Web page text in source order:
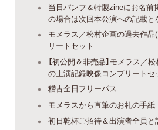
当日パンフ＆特製zineにお名前
の場合は次回本公演への記載と
モメラス／松村企画の過去作
リートセット
【初公開＆非売品】モメラス／
の上演記録映像コンプリートセ
稽古全日フリーパス
モメラスから直筆のお礼の手紙
初日乾杯ご招待＆出演者全員と